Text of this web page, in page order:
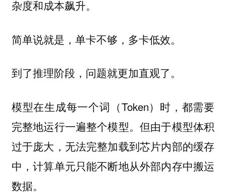
杂度和成本飙升。
简单说就是，单卡不够，多卡低效。
到了推理阶段，问题就更加直观了。
模型在生成每一个词（Token）时，都需要
完整地运行一遍整个模型。但由于模型体积
过于庞大，无法完整加载到芯片内部的缓存
中，计算单元只能不断地从外部内存中搬运
数据。